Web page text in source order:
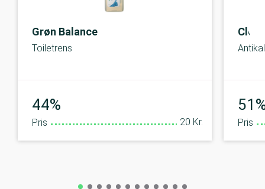
Grøn Balance
Toiletrens
44%
Pris 20 Kr. Pris